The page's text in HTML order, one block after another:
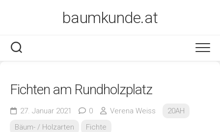
baumkunde.at
Fichten am Rundholzplatz
27. Januar 2021 0 Verena Weiss
20AH
Bäum- / Holzarten
Fichte